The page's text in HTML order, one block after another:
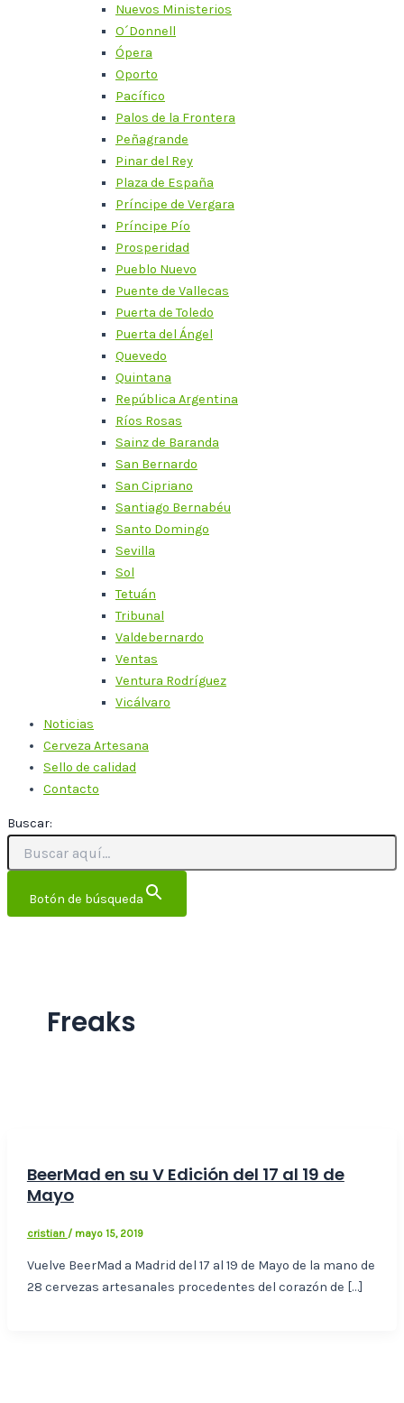
Nuevos Ministerios
O´Donnell
Ópera
Oporto
Pacífico
Palos de la Frontera
Peñagrande
Pinar del Rey
Plaza de España
Príncipe de Vergara
Príncipe Pío
Prosperidad
Pueblo Nuevo
Puente de Vallecas
Puerta de Toledo
Puerta del Ángel
Quevedo
Quintana
República Argentina
Ríos Rosas
Sainz de Baranda
San Bernardo
San Cipriano
Santiago Bernabéu
Santo Domingo
Sevilla
Sol
Tetuán
Tribunal
Valdebernardo
Ventas
Ventura Rodríguez
Vicálvaro
Noticias
Cerveza Artesana
Sello de calidad
Contacto
Buscar:
Botón de búsqueda
Freaks
BeerMad en su V Edición del 17 al 19 de
Mayo
cristian / mayo 15, 2019
Vuelve BeerMad a Madrid del 17 al 19 de Mayo de la mano de
28 cervezas artesanales procedentes del corazón de […]